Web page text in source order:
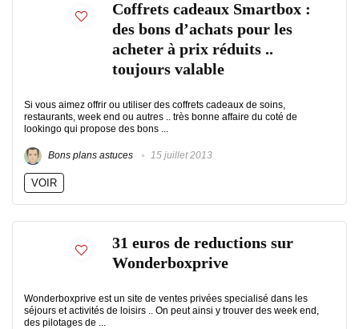
Coffrets cadeaux Smartbox :
des bons d’achats pour les
acheter à prix réduits ..
toujours valable
Si vous aimez offrir ou utiliser des coffrets cadeaux de soins,
restaurants, week end ou autres .. très bonne affaire du coté de
lookingo qui propose des bons ...
Bons plans astuces 15 juillet 2013
VOIR
31 euros de reductions sur
Wonderboxprive
Wonderboxprive est un site de ventes privées specialisé dans les
séjours et activités de loisirs .. On peut ainsi y trouver des week end,
des pilotages de ...